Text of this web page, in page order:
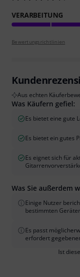
VERARBEITUNG
Bewertungsrichtlinien
Aus echten
Was Käufern gefiel:
Es bietet eine gute
Es bietet ein gutes
Es eignet sich für
Was Sie außerdem
Einige Nutzer
bestimmten
Es passt
erfordert
Ist